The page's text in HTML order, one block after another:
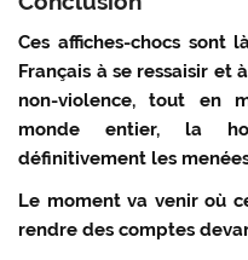
Ces affiches-chocs sont
Français à se ressaisir et
non-violence, tout en
monde entier, la
définitivement les
Le moment va venir où
rendre des comptes